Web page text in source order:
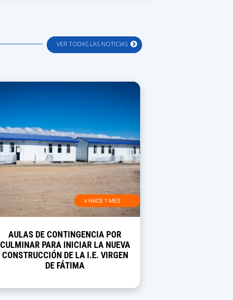
VER TODAS LAS NOTICIAS
≡ HACE 1 MES
AULAS DE CONTINGENCIA POR
CULMINAR PARA INICIAR LA NUEVA
CONSTRUCCIÓN DE LA I.E. VIRGEN
DE FÁTIMA